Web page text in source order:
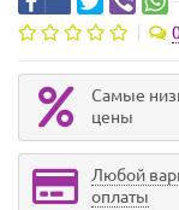
Самые
цены
Любой
оплаты